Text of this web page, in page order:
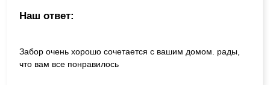
Наш ответ:
Забор очень хорошо сочетается с вашим домом. рады,
что вам все понравилось